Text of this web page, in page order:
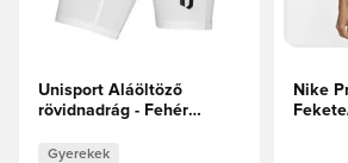
Unisport Aláöltöző
rövidnadrág - Fehér
Gyerekek
Nike